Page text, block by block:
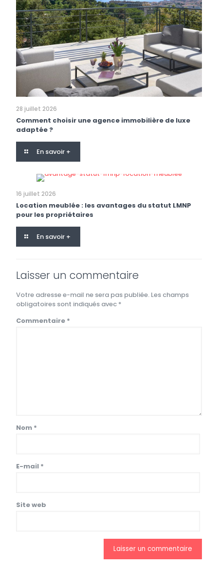
28 juillet 2026
Comment choisir une agence immobilière de luxe
adaptée ?
En savoir +
16 juillet 2026
Location meublée : les avantages du statut LMNP
pour les propriétaires
En savoir +
Laisser un commentaire
Votre adresse e-mail ne sera pas publiée. Les champs
obligatoires sont indiqués avec *
Commentaire *
Nom *
E-mail *
Site web